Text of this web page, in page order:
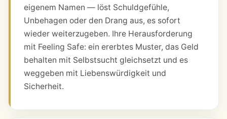
eigenem Namen — löst Schuldgefühle,
Unbehagen oder den Drang aus, es sofort
wieder weiterzugeben. Ihre Herausforderung
mit Feeling Safe: ein ererbtes Muster, das Geld
behalten mit Selbstsucht gleichsetzt und es
weggeben mit Liebenswürdigkeit und
Sicherheit.